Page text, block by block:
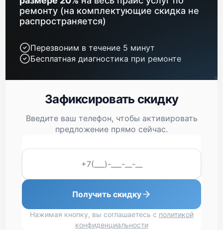
ремонту (на комплектующие скидка не
распространяется)
Перезвоним в течение 5 минут
Бесплатная диагностика при ремонте
Зафиксировать скидку
Введите ваш телефон, чтобы активировать
предложение прямо сейчас.
Получить скидку
Нажимая кнопку, вы соглашаетесь с политикой
конфиденциальности